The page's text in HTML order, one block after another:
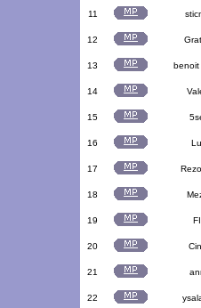
11
12
13 benoit
14
15
16
17
18
19
20
21
22